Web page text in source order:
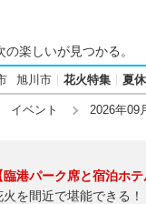
の楽しいが見つかる。
旭川市 花火特集 夏
イベント 2026年09
臨港パーク席と宿泊ホ
火を間近で堪能できる